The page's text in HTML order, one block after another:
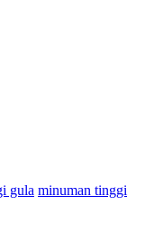
gula minuman tinggi